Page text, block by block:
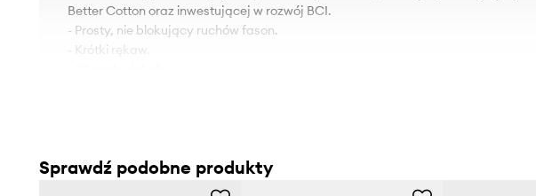
Better Cotton oraz inwestującej w rozwój BCI.
- Prosty, nie blokujący ruchów fason.
- Krótki rękaw.
Sprawdź podobne produkty